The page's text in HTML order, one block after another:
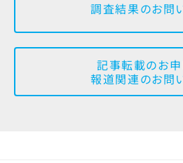
調査結果のお問
記事転載のお
報道関連のお問